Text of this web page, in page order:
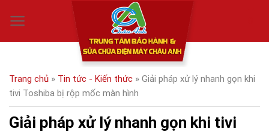
Trang chủ » Tin tức - Kiến thức » Giải pháp xử lý nhanh gọn khi
tivi Toshiba bị rộp mốc màn hình
Giải pháp xử lý nhanh gọn khi tivi